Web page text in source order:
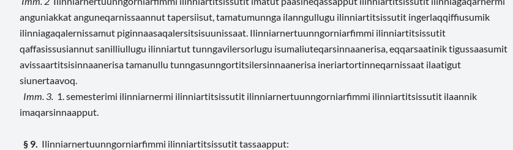
anguniakkat anguneqarnissaannut tapersiisut, tamatumunnga ilanngullugu ilinniartitsissutit ingerlaqqiffiusumik
ilinniagaqalernissamut piginnaasaqalersitsisuunissaat. Ilinniarnertuunngorniarfimmi ilinniartitsissutit
qaffasissusiannut sanilliullugu ilinniartut tunngavilersorlugu isumaliuteqarsinnaanerisa, eqqarsaatinik tigussaasumit
avissaartitsisinnaanerisa tamanullu tunngasunngortitsilersinnaanerisa ineriartortinneqarnissaat ilaatigut
siunertaavoq.
Imm. 3. 1. semesterimi ilinniarnermi ilinniartitsissutit ilinniarnertuunngorniarfimmi ilinniartitsissutit ilaannik
imaqarsinnaapput.
§ 9. Ilinniarnertuunngorniarfimmi ilinniartitsissutit tassaapput: